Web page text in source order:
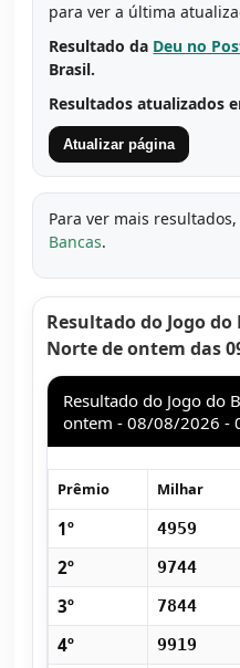
para ver a última
Resultado da Deu no
Brasil.
Resultados atualizados
Atualizar página
Para ver mais resultados,
Bancas.
Resultado do Jogo
Norte de ontem das
Resultado do Jogo do
ontem - 08/08/2026 -
Prêmio Milhar
1º 4959
2º
9744
3º
7844
4º
9919